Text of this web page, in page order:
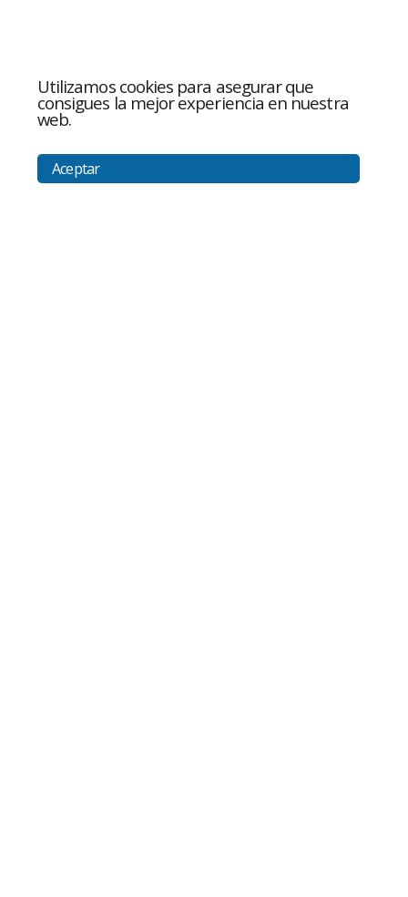
Utilizamos cookies para asegurar que
consigues la mejor experiencia en nuestra
web.
Aceptar